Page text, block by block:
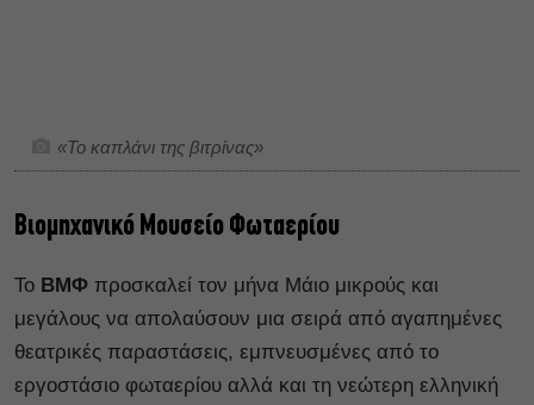
«Το καπλάνι της βιτρίνας»
Βιομηχανικό Μουσείο Φωταερίου
Το ΒΜΦ προσκαλεί τον μήνα Μάιο μικρούς και
μεγάλους να απολαύσουν μια σειρά από αγαπημένες
θεατρικές παραστάσεις, εμπνευσμένες από το
εργοστάσιο φωταερίου αλλά και τη νεώτερη ελληνική